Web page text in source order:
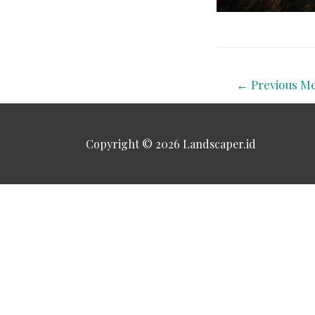
← Previous
Copyright © 2026 Landscaper.id